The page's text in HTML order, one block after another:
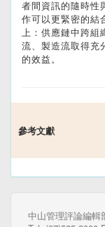
者間資訊的隨時性
作可以更緊密的結
上：供應鏈中跨組
流、製造流取得充
的效益。
參考文獻
中山管理評論編輯